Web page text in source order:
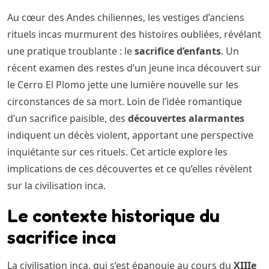
Au cœur des Andes chiliennes, les vestiges d’anciens
rituels incas murmurent des histoires oubliées, révélant
une pratique troublante : lesacrifice d’enfants. Un
récent examen des restes d’un jeune inca découvert sur
le Cerro El Plomo jette une lumière nouvelle sur les
circonstances de sa mort. Loin de l’idée romantique
d’un sacrifice paisible, des découvertes alarmantes
indiquent un décès violent, apportant une perspective
inquiétante sur ces rituels. Cet article explore les
implications de ces découvertes et ce qu’elles révèlent
sur la civilisation inca.
Le contexte historique du
sacrifice inca
La civilisation inca, qui s’est épanouie au cours du XIIIe